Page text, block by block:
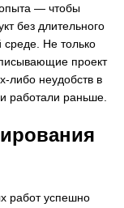
опыта — чтобы
без длительного
среде. Не только
проект
либо неудобств в
работали раньше.
работ успешно